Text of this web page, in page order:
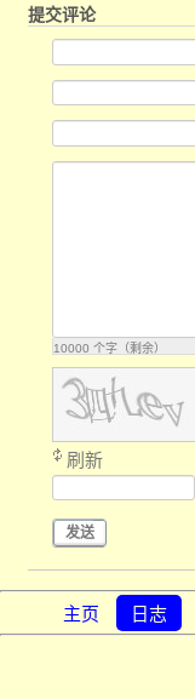
提交评论
10000 个字（剩余）
刷新
发送
主页 日志